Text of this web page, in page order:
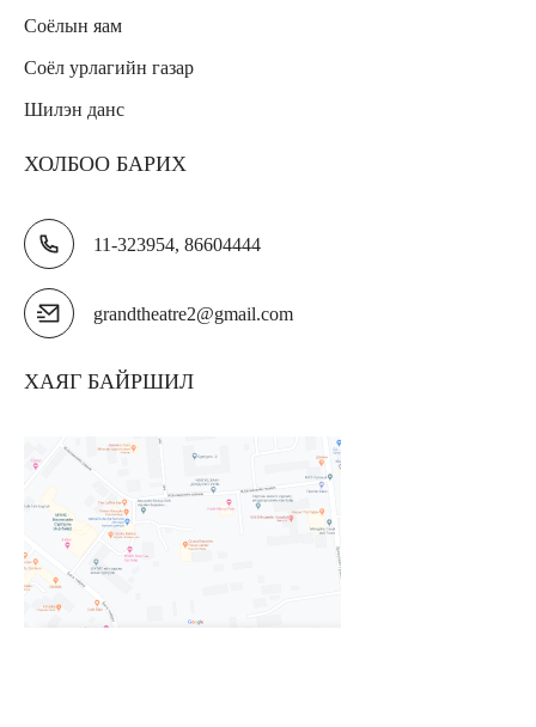
Соёлын яам
Соёл урлагийн газар
Шилэн данс
ХОЛБОО БАРИХ
11-323954, 86604444
grandtheatre2@gmail.com
ХАЯГ БАЙРШИЛ